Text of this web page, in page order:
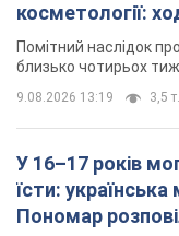
косметології:
місяць
Помітний наслідок
близько чотирьох
9.08.2026 13:19 3,5 т.
У 16–17 років
їсти:
Пономар